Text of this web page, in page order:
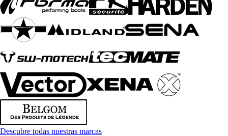
Descubre todas nuestras marcas